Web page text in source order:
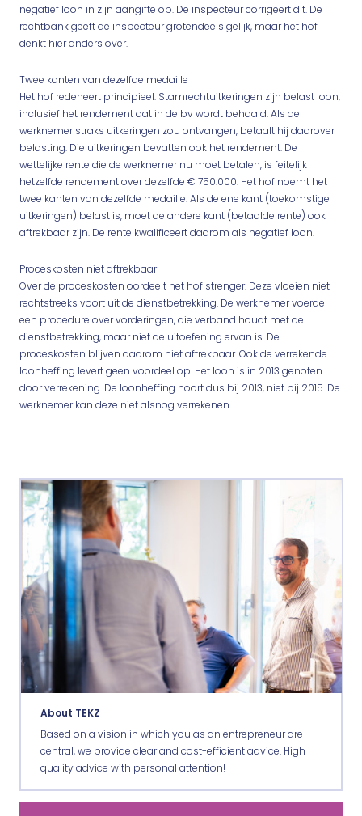
negatief loon in zijn aangifte op. De inspecteur corrigeert dit. De
rechtbank geeft de inspecteur grotendeels gelijk, maar het hof
denkt hier anders over.
Twee kanten van dezelfde medaille
Het hof redeneert principieel. Stamrechtuitkeringen zijn belast loon,
inclusief het rendement dat in de bv wordt behaald. Als de
werknemer straks uitkeringen zou ontvangen, betaalt hij daarover
belasting. Die uitkeringen bevatten ook het rendement. De
wettelijke rente die de werknemer nu moet betalen, is feitelijk
hetzelfde rendement over dezelfde € 750.000. Het hof noemt het
twee kanten van dezelfde medaille. Als de ene kant (toekomstige
uitkeringen) belast is, moet de andere kant (betaalde rente) ook
aftrekbaar zijn. De rente kwalificeert daarom als negatief loon.
Proceskosten niet aftrekbaar
Over de proceskosten oordeelt het hof strenger. Deze vloeien niet
rechtstreeks voort uit de dienstbetrekking. De werknemer voerde
een procedure over vorderingen, die verband houdt met de
dienstbetrekking, maar niet de uitoefening ervan is. De
proceskosten blijven daarom niet aftrekbaar. Ook de verrekende
loonheffing levert geen voordeel op. Het loon is in 2013 genoten
door verrekening. De loonheffing hoort dus bij 2013, niet bij 2015. De
werknemer kan deze niet alsnog verrekenen.
About TEKZ
Based on a vision in which you as an entrepreneur are
central, we provide clear and cost-efficient advice. High
quality advice with personal attention!